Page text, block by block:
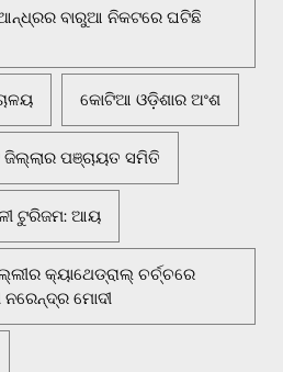
ବାରୁଆ ନିକଟରେ ଘଟିଛି
କୋଟିଆ ଓଡ଼ିଶାର ଅଂଶ
ଜିଲ୍ଲାର ପଞ୍ଚାୟତ ସମିତି
ଟୁରିଜମ: ଆୟ
କ୍ୟାଥେଡ୍ରାଲ୍ ଚର୍ଚ୍ଚରେ
ମୋଦୀ